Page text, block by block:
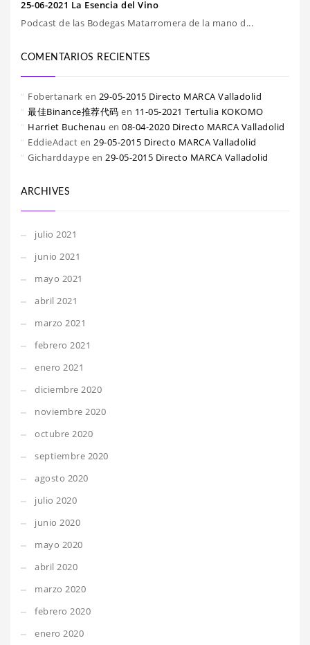
25-06-2021 La Esencia del Vino
Podcast de las Bodegas Matarromera de la mano d...
COMENTARIOS RECIENTES
Fobertanark en 29-05-2015 Directo MARCA Valladolid
最佳Binance推荐代码 en 11-05-2021 Tertulia KOKOMO
Harriet Buchenau en 08-04-2020 Directo MARCA Valladolid
EddieAdact en 29-05-2015 Directo MARCA Valladolid
Gicharddaype en 29-05-2015 Directo MARCA Valladolid
ARCHIVES
julio 2021
junio 2021
mayo 2021
abril 2021
marzo 2021
febrero 2021
enero 2021
diciembre 2020
noviembre 2020
octubre 2020
septiembre 2020
agosto 2020
julio 2020
junio 2020
mayo 2020
abril 2020
marzo 2020
febrero 2020
enero 2020